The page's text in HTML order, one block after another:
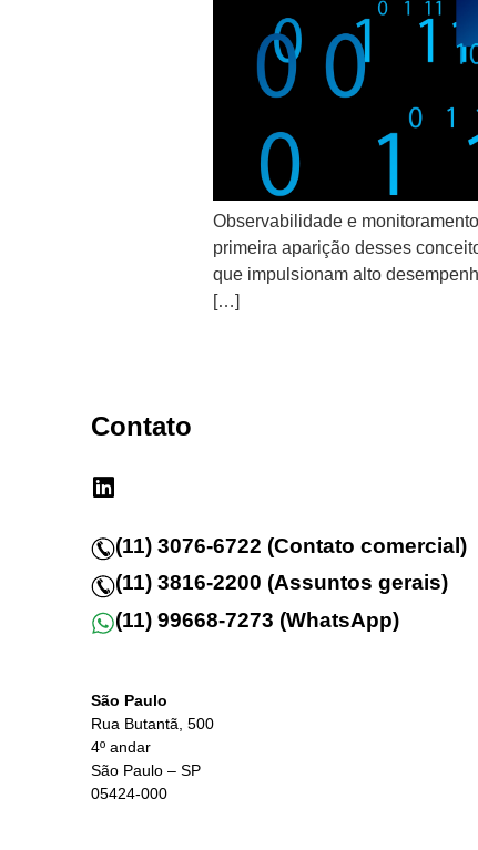
Observabilidade e
primeira aparição desses
que impulsionam alto
[…]
Contato
(11) 3076-6722 (Contato comercial)
(11) 3816-2200 (Assuntos gerais)
(11) 99668-7273 (WhatsApp)
São Paulo
Rua Butantã, 500
4º andar
São Paulo – SP
05424-000